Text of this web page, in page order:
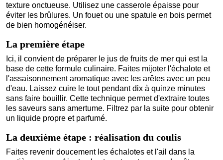
texture onctueuse. Utilisez une casserole épaisse pour
éviter les brûlures. Un fouet ou une spatule en bois permet
de bien homogénéiser.
La première étape
Ici, il convient de préparer le jus de fruits de mer qui est la
base de cette formule culinaire. Faites mijoter l'échalote et
l'assaisonnement aromatique avec les arêtes avec un peu
d'eau. Laissez cuire le tout pendant dix à quinze minutes
sans faire bouillir. Cette technique permet d'extraire toutes
les saveurs sans amertume. Filtrez par la suite pour obtenir
un liquide propre et parfumé.
La deuxième étape : réalisation du coulis
Faites revenir doucement les échalotes et l'ail dans la